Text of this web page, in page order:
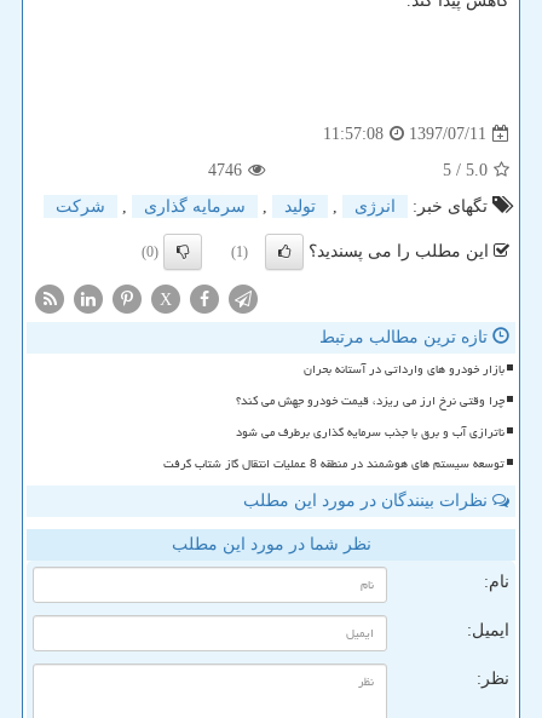
1397/07/11
11:57:08
5.0
/ 5
4746
تگهای خبر:
انرژی , تولید , سرمایه گذاری , شركت
این مطلب را می پسندید؟ (1)
(0)
X
تازه ترین مطالب مرتبط
بازار خودرو های وارداتی در آستانه بحران
چرا وقتی نرخ ارز می ریزد، قیمت خودرو جهش می کند؟
ناترازی آب و برق با جذب سرمایه گذاری برطرف می شود
توسعه سیستم های هوشمند در منطقه 8 عملیات انتقال گاز شتاب گرفت
نظرات بینندگان در مورد این مطلب
نظر شما در مورد این مطلب
نام:
ایمیل:
نظر: